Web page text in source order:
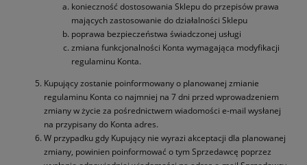
konieczność dostosowania Sklepu do przepisów prawa
mających zastosowanie do działalności Sklepu
poprawa bezpieczeństwa świadczonej usługi
zmiana funkcjonalności Konta wymagająca modyfikacji
regulaminu Konta.
Kupujący zostanie poinformowany o planowanej zmianie
regulaminu Konta co najmniej na 7 dni przed wprowadzeniem
zmiany w życie za pośrednictwem wiadomości e-mail wysłanej
na przypisany do Konta adres.
W przypadku gdy Kupujący nie wyrazi akceptacji dla planowanej
zmiany, powinien poinformować o tym Sprzedawcę poprzez